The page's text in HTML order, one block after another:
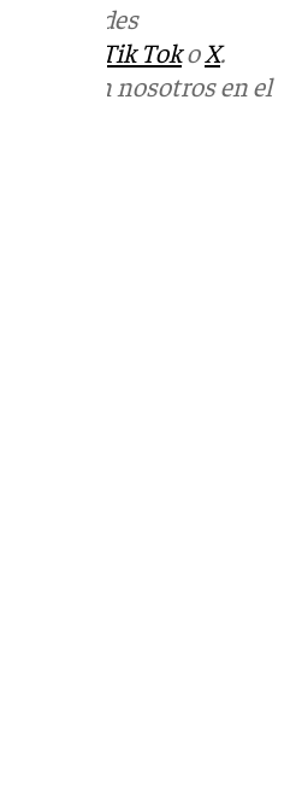
en las redes
Tik TokoX.
con nosotros en el